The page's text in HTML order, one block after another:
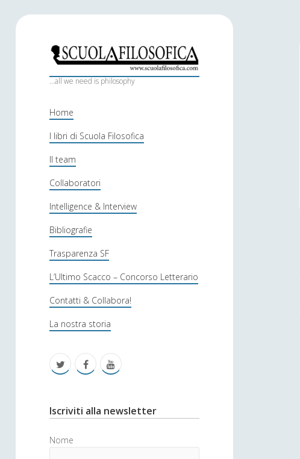
S
c
o
l
a
f
i
l
o
s
o
f
c
...all we need is philosophy
Home
I libri di Scuola Filosofica
Il team
Collaboratori
Intelligence & Interview
Bibliografie
Trasparenza SF
L’Ultimo Scacco – Concorso Letterario
Contatti & Collabora!
La nostra storia
i
t
f
c
b
u
u
S
i
Iscriviti alla newsletter
Nome